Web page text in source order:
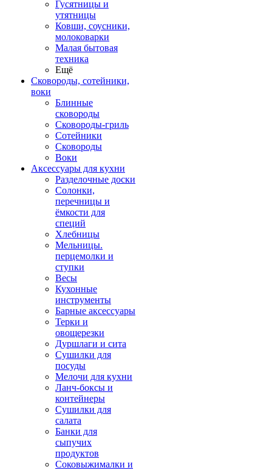
Гусятницы и
утятницы
Ковши, соусники,
молоковарки
Малая бытовая
техника
Ещё
Сковороды, сотейники,
воки
Блинные
сковороды
Сковороды-гриль
Сотейники
Сковороды
Воки
Аксессуары для кухни
Разделочные доски
Солонки,
перечницы и
ёмкости для
специй
Хлебницы
Мельницы.
перцемолки и
ступки
Весы
Кухонные
инструменты
Барные аксессуары
Терки и
овощерезки
Дуршлаги и сита
Сушилки для
посуды
Мелочи для кухни
Ланч-боксы и
контейнеры
Сушилки для
салата
Банки для
сыпучих
продуктов
Соковыжималки и